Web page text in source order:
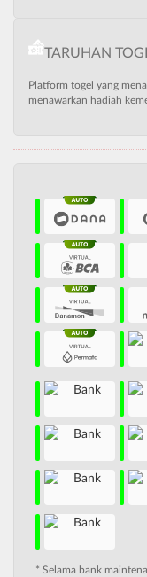
TARUHAN
Platform togel yang
menawarkan hadiah
* Selama bank